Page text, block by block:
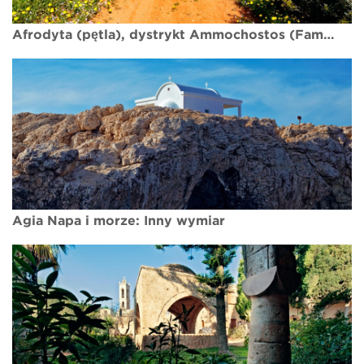
Afrodyta (pętla), dystrykt Ammochostos (Famagusta), szlak przyrodniczy w Narodowym Parku Leśnym Cape Gkreko Agia Napa
Agia Napa i morze: Inny wymiar